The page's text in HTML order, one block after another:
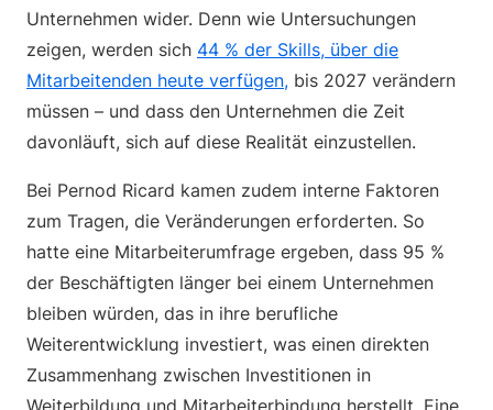
Unternehmen wider. Denn wie Untersuchungen
zeigen, werden sich 44 % der Skills, über die
Mitarbeitenden heute verfügen, bis 2027 verändern
müssen – und dass den Unternehmen die Zeit
davonläuft, sich auf diese Realität einzustellen.
Bei Pernod Ricard kamen zudem interne Faktoren
zum Tragen, die Veränderungen erforderten. So
hatte eine Mitarbeiterumfrage ergeben, dass 95 %
der Beschäftigten länger bei einem Unternehmen
bleiben würden, das in ihre berufliche
Weiterentwicklung investiert, was einen direkten
Zusammenhang zwischen Investitionen in
Weiterbildung und Mitarbeiterbindung herstellt. Eine